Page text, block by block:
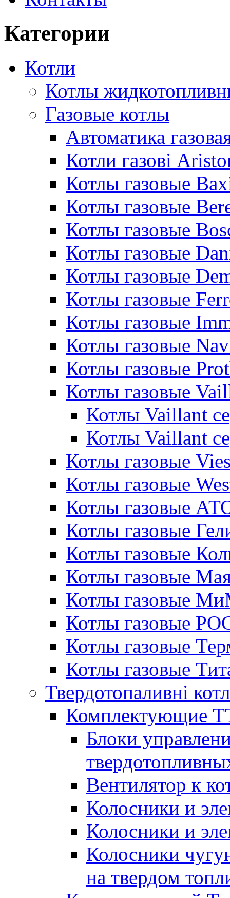
Категории
Котли
Котлы
Газовые котлы
Автоматика
Котли газові
Котлы газовые
Котлы газовые
Котлы газовые
Котлы газовые
Котлы газовые
Котлы газовые
Котлы газовые
Котлы газовые
Котлы газовые
Котлы газовые
Котлы Vaillant
Котлы Vaillant
Котлы газовые
Котлы газовые
Котлы газовые
Котлы газовые
Котлы газовые
Котлы газовые
Котлы газовые
Котлы газовые
Котлы газовые
Котлы газовые
Твердотопаливні
Комплектующие
Блоки
Вентилятор к
Колосники и
Колосники и
Колосники
на твердом